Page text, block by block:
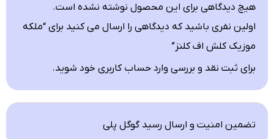
هیچ دیدگاهی برای این محصول نوشته نشده است.
اولین نفری باشید که دیدگاهی را ارسال می کنید برای “ملکه
موزیک کلش اف کلنز”
برای ثبت نقد و بررسی وارد حساب کاربری خود شوید.
تضمین امنیت و ارسال رسید گوگل پلی